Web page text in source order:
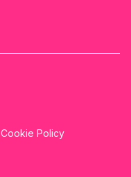
Cookie Policy